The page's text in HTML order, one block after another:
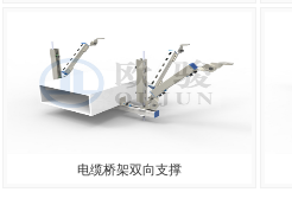
电缆桥架双向支撑